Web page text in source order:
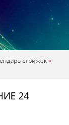
стрижек»
24